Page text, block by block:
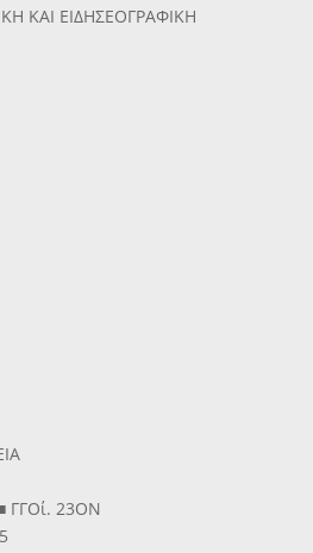
ΚΑΙ ΕΙΔΗΣΕΟΓΡΑΦΙΚΗ
ΓΓΟί. 23ΟΝ